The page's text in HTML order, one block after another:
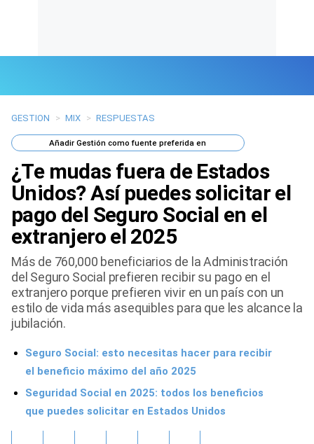
Últimas Noticias
Mi Bolsillo
Respuestas
Gente
Tendencias Mix
Sports
GESTION > MIX > RESPUESTAS
AñadirGestión como fuente preferida en
¿Te mudas fuera de Estados
Unidos? Así puedes solicitar el
pago del Seguro Social en el
extranjero el 2025
Más de 760,000 beneficiarios de la Administración
del Seguro Social prefieren recibir su pago en el
extranjero porque prefieren vivir en un país con un
estilo de vida más asequibles para que les alcance la
jubilación.
Seguro Social: esto necesitas hacer para recibir
el beneficio máximo del año 2025
Seguridad Social en 2025: todos los beneficios
que puedes solicitar en Estados Unidos